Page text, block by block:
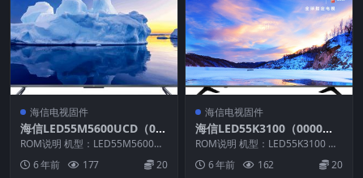
海信电视固件
海信LED55M5600UCD（00
00）BOM1_C004_20171031
官方原厂USB刷机电视固件包
ROM说明 机型：LED55M5600UC
D 固件版本：（0000） BOM：
1... 6 年前 177 20
海信电视固件
海信LED55K3100（0000）B
OM1_C005_20160414官方
原厂USB刷机电视固件包
ROM说明 机型：LED55K3100 固
件版本：（0000） BOM：1 海
信...6 年前 162 20